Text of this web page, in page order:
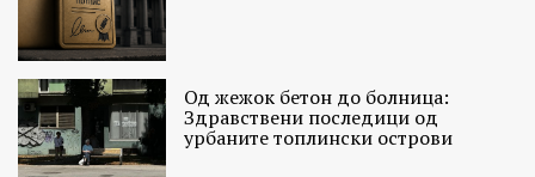
Од жежок бетон до болница:
Здравствени последици од
урбаните топлински острови